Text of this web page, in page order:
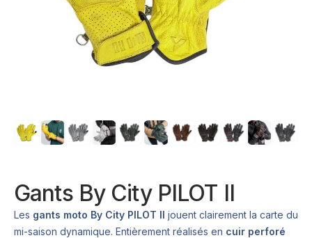
Gants By City PILOT II
Les gants moto By City PILOT II jouent clairement la carte du
mi-saison dynamique. Entièrement réalisés en cuir perforé